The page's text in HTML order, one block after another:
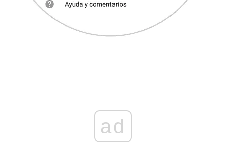
ad